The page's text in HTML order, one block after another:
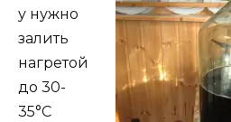
у нужно
залить
нагретой
до 30-
35°С